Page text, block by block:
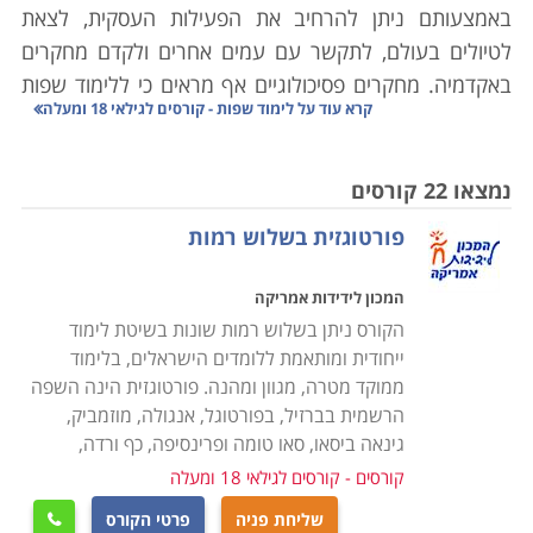
באמצעותם ניתן להרחיב את הפעילות העסקית, לצאת
לטיולים בעולם, לתקשר עם עמים אחרים ולקדם מחקרים
באקדמיה. מחקרים פסיכולוגיים אף מראים כי ללימוד שפות
יתרונות נוספים מעבר להעשרה אישית ומקצועית. למעשה,
הקוגניטיבי הנעשה אצלנו במוח.
מחקרים רבים מראים כי המוח של אנשים הדוברים שתי
שפות פועל באופן שונה מהמוח של אנשים הבקיאים רק
בשפה אחת. דבר זה מעניק יתרונות רבים לאנשים בעלי
שתי שפות ויותר, להלן נמנה כמה מהם. ראשית, לימוד שפה
נוספת מחכימים את האדם, שכן המח מאותגר על ידי פעולות
של שינון, זכירת משמעות ותקשורת בשפה זרה. פעולות אלו
מחזקות את כישורי פתרון הבעיות וכן את יכולת ההבנה
והקליטה. דבר זה מאושש במחקרים המראים כי סטודנטים
הבקיאים בשפה נוספת נוטים להצליח יותר במבחנים מאשר
קרא עוד עללימוד שפות - קורסים לגילאי 18 ומעלה
נמצאו 22 קורסים
פורטוגזית בשלוש רמות
המכון לידידות אמריקה
הקורס ניתן בשלוש רמות שונות בשיטת לימוד
ייחודית ומותאמת ללומדים הישראלים, בלימוד
ממוקד מטרה, מגוון ומהנה. פורטוגזית הינה השפה
הרשמית בברזיל, בפורטוגל, אנגולה, מוזמביק,
גינאה ביסאו, סאו טומה ופרינסיפה, כף ורדה,
קורסים - קורסים לגילאי 18 ומעלה
שליחת פניה פרטי הקורס 